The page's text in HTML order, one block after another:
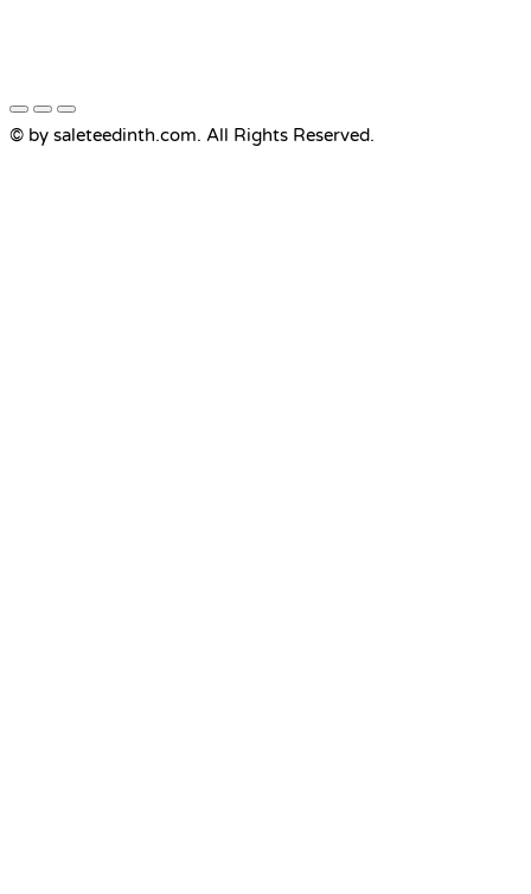
© by saleteedinth.com. All Rights Reserved.